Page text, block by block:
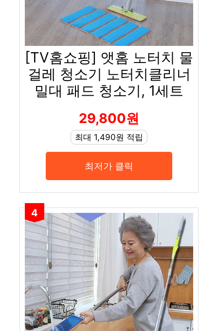
[TV홈쇼핑] 앳홈 노터치 물
걸레 청소기 노터치클리너
밀대 패드 청소기, 1세트
29,800원
최대 1,490원 적립
최저가 클릭
4